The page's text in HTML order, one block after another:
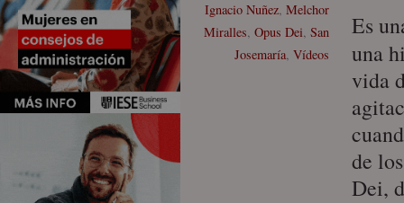
Ignacio Nuñez, Melchor
Miralles, Opus Dei, San
Josemaría, Vídeos
Es
una
vida
de
Dei,